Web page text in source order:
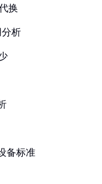
换
分析
备标准